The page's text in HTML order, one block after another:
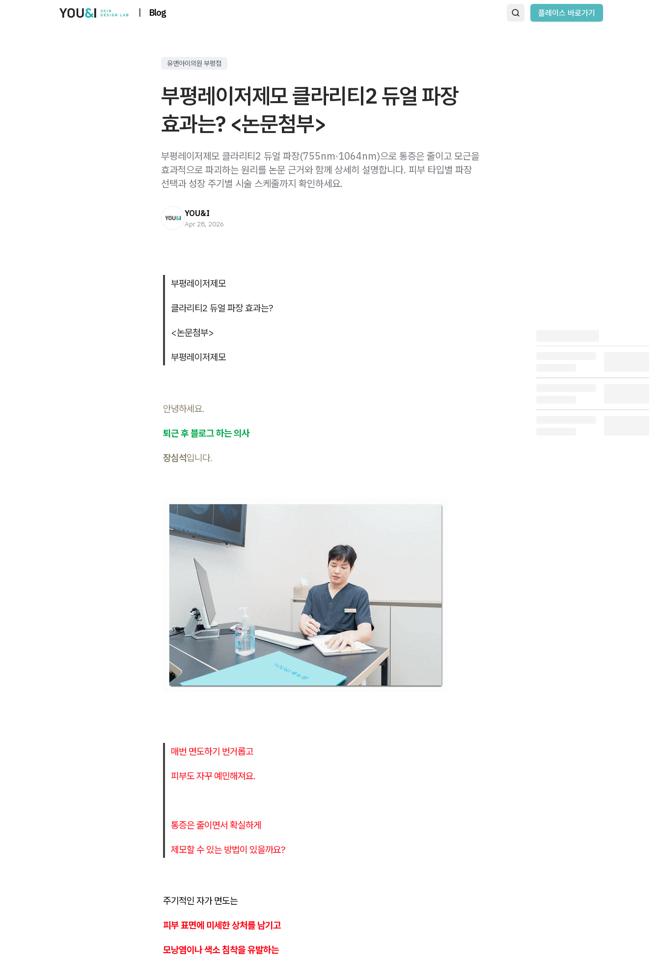
| Blog 플레이스 바로가기
유앤아이의원 부평점
부평레이저제모 클라리티2 듀얼 파장
효과는? <논문첨부>
부평레이저제모 클라리티2 듀얼 파장(755nm·1064nm)으로 통증은 줄이고 모근을
효과적으로 파괴하는 원리를 논문 근거와 함께 상세히 설명합니다. 피부 타입별 파장
선택과 성장 주기별 시술 스케줄까지 확인하세요.
YOU&I
Apr 28, 2026
부평레이저제모
클라리티2 듀얼 파장 효과는?
<논문첨부>
부평레이저제모
안녕하세요.
퇴근 후 블로그 하는 의사
장심석입니다.
매번 면도하기 번거롭고
피부도 자꾸 예민해져요.
통증은 줄이면서 확실하게
제모할 수 있는 방법이 있을까요?
주기적인 자가 면도는
피부 표면에 미세한 상처를 남기고
모낭염이나 색소 침착을 유발하는